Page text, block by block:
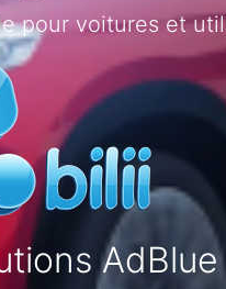
pour voitures et